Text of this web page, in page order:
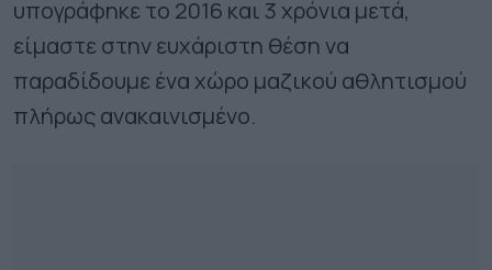
υπογράφηκε το 2016 και 3 χρόνια μετά,
είμαστε στην ευχάριστη θέση να
παραδίδουμε ένα χώρο μαζικού αθλητισμού
πλήρως ανακαινισμένο.